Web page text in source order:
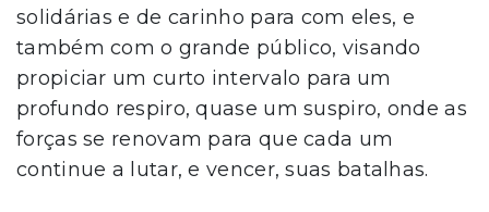
solidárias e de carinho para com eles, e
também com o grande público, visando
propiciar um curto intervalo para um
profundo respiro, quase um suspiro, onde as
forças se renovam para que cada um
continue a lutar, e vencer, suas batalhas.